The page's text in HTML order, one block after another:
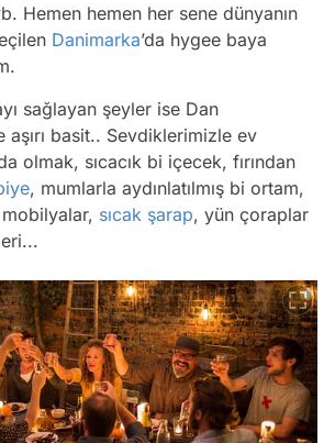
Hemen hemen her sene dünyanın
Danimarka’da hygee baya
sağlayan şeyler ise Dan
aşırı basit.. Sevdiklerimizle ev
olmak, sıcacık bi içecek, fırından
, mumlarla aydınlatılmış bi ortam,
sıcak şarap, yün çoraplar